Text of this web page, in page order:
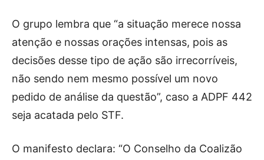
O grupo lembra que “a situação merece nossa
atenção e nossas orações intensas, pois as
decisões desse tipo de ação são irrecorríveis,
não sendo nem mesmo possível um novo
pedido de análise da questão”, caso a ADPF 442
seja acatada pelo STF.
O manifesto declara: “O Conselho da Coalizão